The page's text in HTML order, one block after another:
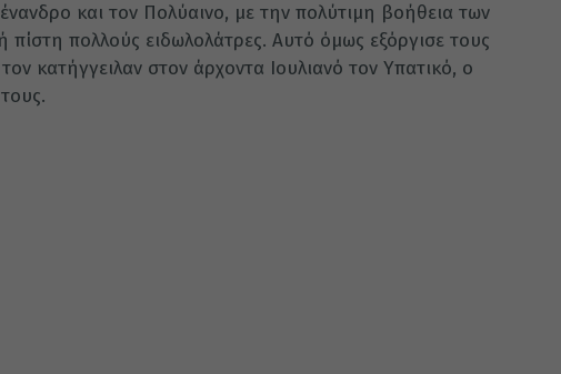
και τον Πολύαινο, με την πολύτιμη βοήθεια των
πίστη πολλούς ειδωλολάτρες. Αυτό όμως εξόργισε τους
κατήγγειλαν στον άρχοντα Ιουλιανό τον Υπατικό, ο